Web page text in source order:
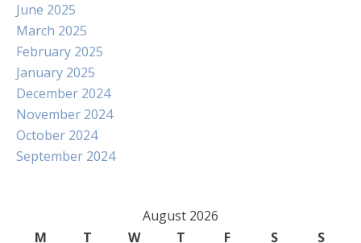
June 2025
March 2025
February 2025
January 2025
December 2024
November 2024
October 2024
September 2024
August 2026
M
T W T F S S